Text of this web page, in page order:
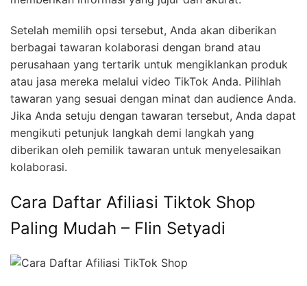
Setelah memilih opsi tersebut, Anda akan diberikan
berbagai tawaran kolaborasi dengan brand atau
perusahaan yang tertarik untuk mengiklankan produk
atau jasa mereka melalui video TikTok Anda. Pilihlah
tawaran yang sesuai dengan minat dan audience Anda.
Jika Anda setuju dengan tawaran tersebut, Anda dapat
mengikuti petunjuk langkah demi langkah yang
diberikan oleh pemilik tawaran untuk menyelesaikan
kolaborasi.
Cara Daftar Afiliasi Tiktok Shop
Paling Mudah – Flin Setyadi